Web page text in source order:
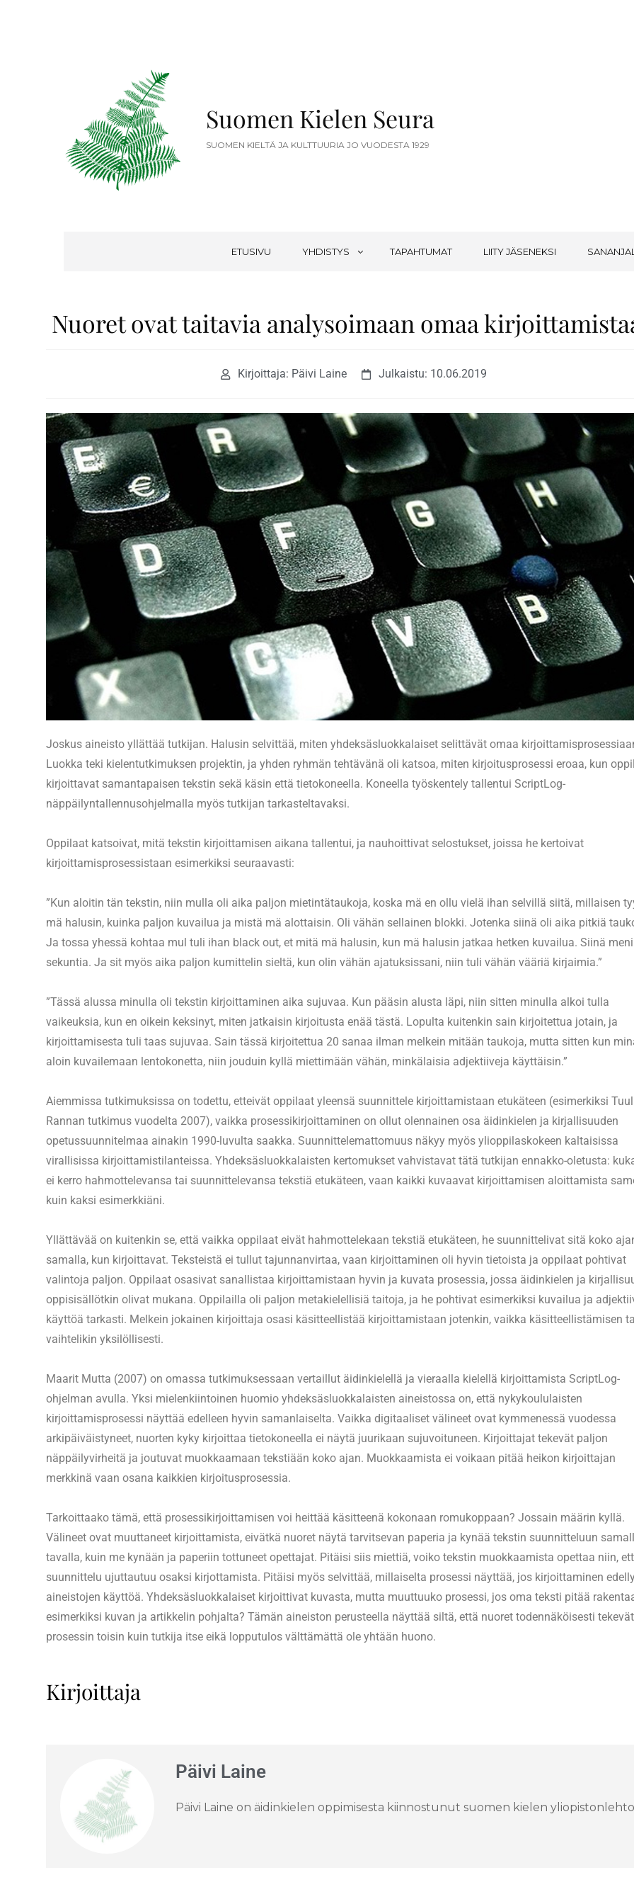
Suomen Kielen Seura
SUOMEN KIELTÄ JA KULTTUURIA JO VUODESTA 1929
ETUSIVU YHDISTYS TAPAHTUMAT LIITY JÄSENEKSI
Nuoret ovat taitavia analysoimaan omaa
Kirjoittaja: Päivi Laine Julkaistu: 10.06.2019
Joskus aineisto yllättää tutkijan. Halusin selvittää, miten yhdeksäsluokkalaiset selittävät omaa
Luokka teki kielentutkimuksen projektin, ja yhden ryhmän tehtävänä oli katsoa, miten kirjoitusprosessi eroaa, kun
kirjoittavat samantapaisen tekstin sekä käsin että tietokoneella. Koneella työskentely tallentui ScriptLog-
näppäilyntallennusohjelmalla myös tutkijan tarkasteltavaksi.
Oppilaat katsoivat, mitä tekstin kirjoittamisen aikana tallentui, ja nauhoittivat selostukset, joissa he kertoivat
kirjoittamisprosessistaan esimerkiksi seuraavasti:
”Kun aloitin tän tekstin, niin mulla oli aika paljon mietintätaukoja, koska mä en ollu vielä ihan selvillä siitä, millaisen
mä halusin, kuinka paljon kuvailua ja mistä mä alottaisin. Oli vähän sellainen blokki. Jotenka siinä oli aika pitkiä
Ja tossa yhessä kohtaa mul tuli ihan black out, et mitä mä halusin, kun mä halusin jatkaa hetken kuvailua. Siinä
sekuntia. Ja sit myös aika paljon kumittelin sieltä, kun olin vähän ajatuksissani, niin tuli vähän vääriä kirjaimia.”
”Tässä alussa minulla oli tekstin kirjoittaminen aika sujuvaa. Kun pääsin alusta läpi, niin sitten minulla alkoi tulla
vaikeuksia, kun en oikein keksinyt, miten jatkaisin kirjoitusta enää tästä. Lopulta kuitenkin sain kirjoitettua jotain, ja
kirjoittamisesta tuli taas sujuvaa. Sain tässä kirjoitettua 20 sanaa ilman melkein mitään taukoja, mutta sitten kun
aloin kuvailemaan lentokonetta, niin jouduin kyllä miettimään vähän, minkälaisia adjektiiveja käyttäisin.”
Aiemmissa tutkimuksissa on todettu, etteivät oppilaat yleensä suunnittele kirjoittamistaan etukäteen (esimerkiksi
Rannan tutkimus vuodelta 2007), vaikka prosessikirjoittaminen on ollut olennainen osa äidinkielen ja kirjallisuuden
opetussuunnitelmaa ainakin 1990-luvulta saakka. Suunnittelemattomuus näkyy myös ylioppilaskokeen kaltaisissa
virallisissa kirjoittamistilanteissa. Yhdeksäsluokkalaisten kertomukset vahvistavat tätä tutkijan ennakko-oletusta:
ei kerro hahmottelevansa tai suunnittelevansa tekstiä etukäteen, vaan kaikki kuvaavat kirjoittamisen aloittamista
kuin kaksi esimerkkiäni.
Yllättävää on kuitenkin se, että vaikka oppilaat eivät hahmottelekaan tekstiä etukäteen, he suunnittelivat sitä koko
samalla, kun kirjoittavat. Teksteistä ei tullut tajunnanvirtaa, vaan kirjoittaminen oli hyvin tietoista ja oppilaat pohtivat
valintoja paljon. Oppilaat osasivat sanallistaa kirjoittamistaan hyvin ja kuvata prosessia, jossa äidinkielen ja
oppisisällötkin olivat mukana. Oppilailla oli paljon metakielellisiä taitoja, ja he pohtivat esimerkiksi kuvailua ja
käyttöä tarkasti. Melkein jokainen kirjoittaja osasi käsitteellistää kirjoittamistaan jotenkin, vaikka käsitteellistämisen
vaihtelikin yksilöllisesti.
Maarit Mutta (2007) on omassa tutkimuksessaan vertaillut äidinkielellä ja vieraalla kielellä kirjoittamista ScriptLog-
ohjelman avulla. Yksi mielenkiintoinen huomio yhdeksäsluokkalaisten aineistossa on, että nykykoululaisten
kirjoittamisprosessi näyttää edelleen hyvin samanlaiselta. Vaikka digitaaliset välineet ovat kymmenessä vuodessa
arkipäiväistyneet, nuorten kyky kirjoittaa tietokoneella ei näytä juurikaan sujuvoituneen. Kirjoittajat tekevät paljon
näppäilyvirheitä ja joutuvat muokkaamaan tekstiään koko ajan. Muokkaamista ei voikaan pitää heikon kirjoittajan
merkkinä vaan osana kaikkien kirjoitusprosessia.
Tarkoittaako tämä, että prosessikirjoittamisen voi heittää käsitteenä kokonaan romukoppaan? Jossain määrin kyllä.
Välineet ovat muuttaneet kirjoittamista, eivätkä nuoret näytä tarvitsevan paperia ja kynää tekstin suunnitteluun
tavalla, kuin me kynään ja paperiin tottuneet opettajat. Pitäisi siis miettiä, voiko tekstin muokkaamista opettaa niin,
suunnittelu ujuttautuu osaksi kirjottamista. Pitäisi myös selvittää, millaiselta prosessi näyttää, jos kirjoittaminen
aineistojen käyttöä. Yhdeksäsluokkalaiset kirjoittivat kuvasta, mutta muuttuuko prosessi, jos oma teksti pitää
esimerkiksi kuvan ja artikkelin pohjalta? Tämän aineiston perusteella näyttää siltä, että nuoret todennäköisesti tekevät
prosessin toisin kuin tutkija itse eikä lopputulos välttämättä ole yhtään huono.
Kirjoittaja
Päivi Laine
Päivi Laine on äidinkielen oppimisesta kiinnostunut suomen kielen